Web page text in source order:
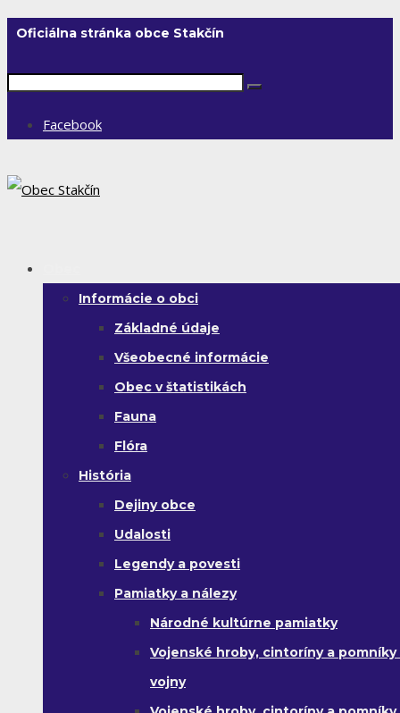
Oficiálna stránka obce Stakčín
Facebook
Informácie o obci
Základné údaje
Všeobecné informácie
Obec v štatistikách
Fauna
Flóra
História
Dejiny obce
Udalosti
Legendy a povesti
Pamiatky a nálezy
Národné kultúrne pamiatky
Vojenské hroby, cintoríny a pomníky
vojny